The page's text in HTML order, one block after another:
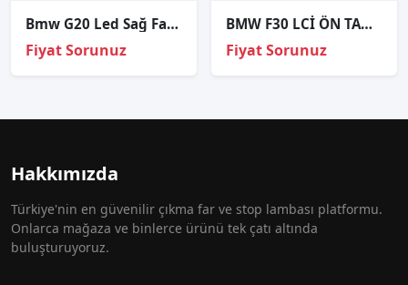
Bmw G20 Led Sağ Far Kasasi 2020-2022
Fiyat Sorunuz
BMW F30 LCİ ÖN TAMPON FAR SETİ SIFIR İTHAL
Fiyat Sorunuz
Hakkımızda
Türkiye'nin en güvenilir çıkma far ve stop lambası platformu.
Onlarca mağaza ve binlerce ürünü tek çatı altında
buluşturuyoruz.